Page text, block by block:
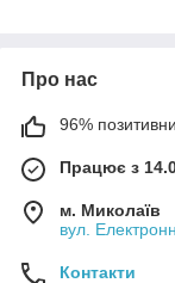
Про нас
96%
Працює з
м. Миколаїв
вул.
Контакти